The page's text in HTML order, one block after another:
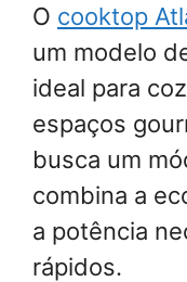
O cooktop
um modelo
ideal para
espaços
busca um
combina a
a potência
rápidos.